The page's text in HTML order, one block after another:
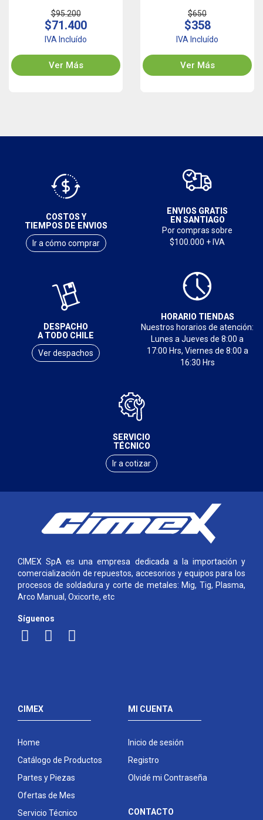
$95.200
$71.400
IVA Incluído
Ver Más
$650
$358
IVA Incluído
Ver Más
COSTOS Y
TIEMPOS DE ENVIOS
Ir a cómo comprar
ENVIOS GRATIS
EN SANTIAGO
Por compras sobre
$100.000 + IVA
DESPACHO
A TODO CHILE
Ver despachos
HORARIO TIENDAS
Nuestros horarios de atención:
Lunes a Jueves de 8:00 a
17:00 Hrs, Viernes de 8:00 a
16:30 Hrs
SERVICIO
TÉCNICO
Ir a cotizar
CIMEX SpA es una empresa dedicada a la importación y
comercialización de repuestos, accesorios y equipos para los
procesos de soldadura y corte de metales: Mig, Tig, Plasma,
Arco Manual, Oxicorte, etc
Síguenos
CIMEX
Home
Catálogo de Productos
Partes y Piezas
Ofertas de Mes
Servicio Técnico
MI CUENTA
Inicio de sesión
Registro
Olvidé mi Contraseña
CONTACTO